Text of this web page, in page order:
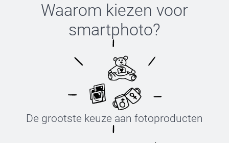
Waarom kiezen voor
smartphoto?
De grootste keuze aan fotoproducten